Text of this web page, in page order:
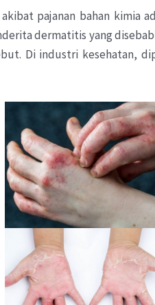
pajanan bahan kimia
dermatitis yang
Di industri kesehatan,